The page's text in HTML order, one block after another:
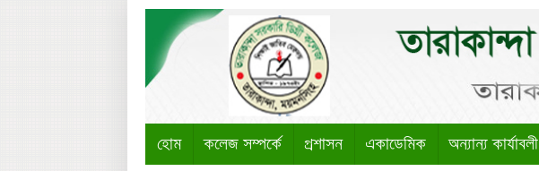
হোম কলেজ সম্পর্কে প্রশাসন একাডেমিক অন্যান্য কার্যাবলী